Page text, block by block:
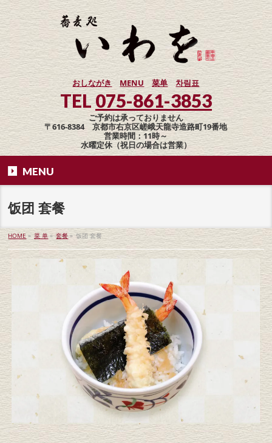
おしながき MENU 菜单 차림표
TEL075-861-3853
ご予約は承っておりません
〒616-8384 京都市右京区嵯峨天龍寺造路町19番地
営業時間：11時～
水曜定休（祝日の場合は営業）
MENU
饭团 套餐
HOME » 菜 单» 套餐» 饭团 套餐